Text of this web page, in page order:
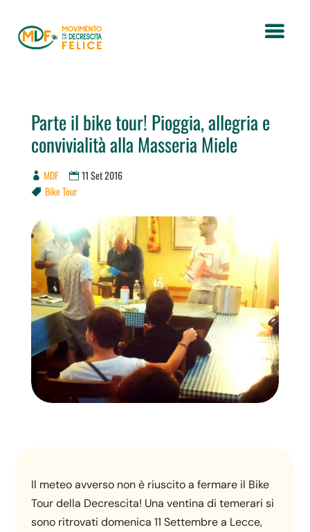
Parte il bike tour! Pioggia, allegria e
convivialità alla Masseria Miele
MDF 11 Set 2016
 Bike Tour
Il meteo avverso non è riuscito a fermare il Bike
Tour della Decrescita! Una ventina di temerari si
sono ritrovati domenica 11 Settembre a Lecce,